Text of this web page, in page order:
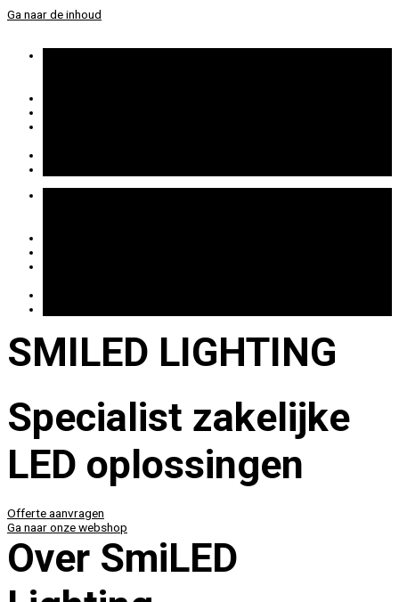
Ga naar de inhoud
SMILED LIGHTING
Specialist zakelijke
LED oplossingen
Offerte aanvragen
Ga naar onze webshop
Over SmiLED